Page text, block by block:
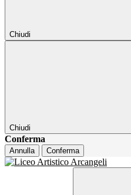
Chiudi
Chiudi
Conferma
Annulla Conferma